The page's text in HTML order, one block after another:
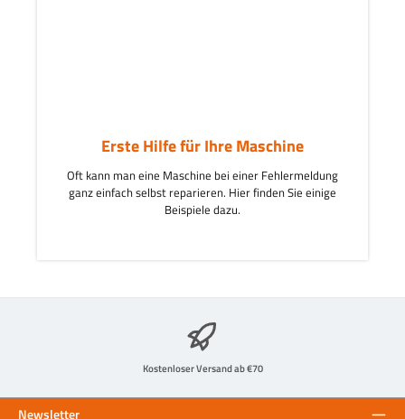
Erste Hilfe für Ihre Maschine
Oft kann man eine Maschine bei einer Fehlermeldung
ganz einfach selbst reparieren. Hier finden Sie einige
Beispiele dazu.
Kostenloser Versand ab €70
Newsletter